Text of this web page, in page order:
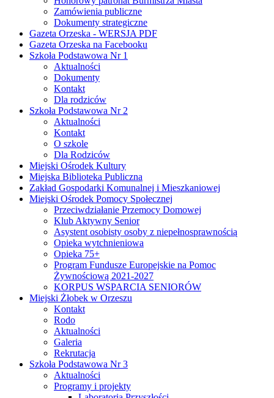
Zamówienia publiczne
Dokumenty strategiczne
Gazeta Orzeska - WERSJA PDF
Gazeta Orzeska na Facebooku
Szkoła Podstawowa Nr 1
Aktualności
Dokumenty
Kontakt
Dla rodziców
Szkoła Podstawowa Nr 2
Aktualności
Kontakt
O szkole
Dla Rodziców
Miejski Ośrodek Kultury
Miejska Biblioteka Publiczna
Zakład Gospodarki Komunalnej i Mieszkaniowej
Miejski Ośrodek Pomocy Społecznej
Przeciwdziałanie Przemocy Domowej
Klub Aktywny Senior
Asystent osobisty osoby z niepełnosprawnością
Opieka wytchnieniowa
Opieka 75+
Program Fundusze Europejskie na Pomoc
Żywnościową 2021-2027
KORPUS WSPARCIA SENIORÓW
Miejski Żłobek w Orzeszu
Kontakt
Rodo
Aktualności
Galeria
Rekrutacja
Szkoła Podstawowa Nr 3
Aktualności
Programy i projekty